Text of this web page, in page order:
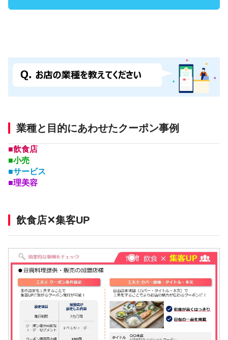
業種と目的にあわせたクーポン事例
■飲食店
■小売
■サービス
■理美容
飲食店✕集客UP